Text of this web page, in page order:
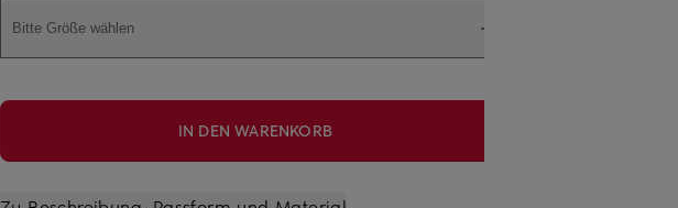
Bitte Größe wählen
IN DEN WARENKORB